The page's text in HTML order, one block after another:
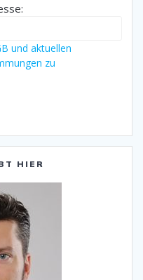
und aktuellen
zu
HIER